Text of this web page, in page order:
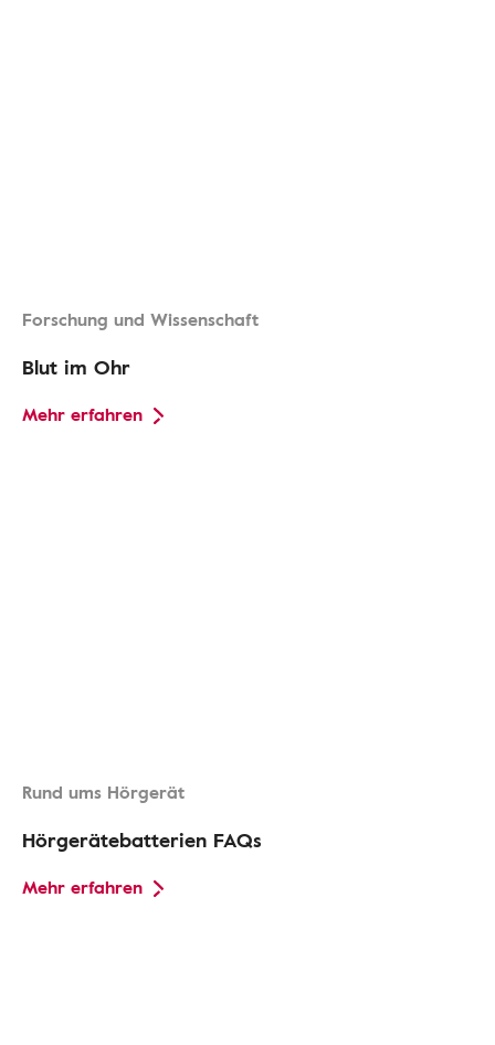
Forschung und Wissenschaft
Blut im Ohr
Mehr erfahren
Rund ums Hörgerät
Hörgerätebatterien FAQs
Mehr erfahren